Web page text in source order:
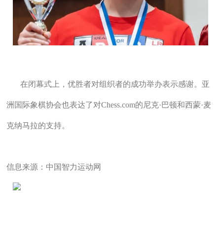
在闭幕式上，优胜者对组织者的成功举办表示感谢。亚
洲国际象棋协会也表达了对Chess.com的尼克·巴顿和西蒙·麦
克纳马拉的支持。
信息来源：中国智力运动网